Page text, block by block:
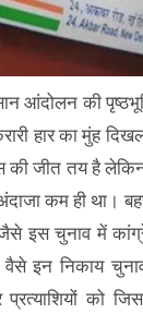
आंदोलन की
हार का मुंह
जीत तय है लेकिन
कम ही था।
इस चुनाव में
वैसे इन निकाय
को